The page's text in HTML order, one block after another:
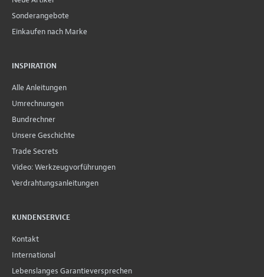
Sonderangebote
Einkaufen nach Marke
INSPIRATION
Alle Anleitungen
Umrechnungen
Bundrechner
Unsere Geschichte
Trade Secrets
Video: Werkzeugvorführungen
Verdrahtungsanleitungen
KUNDENSERVICE
Kontakt
International
Lebenslanges Garantieversprechen